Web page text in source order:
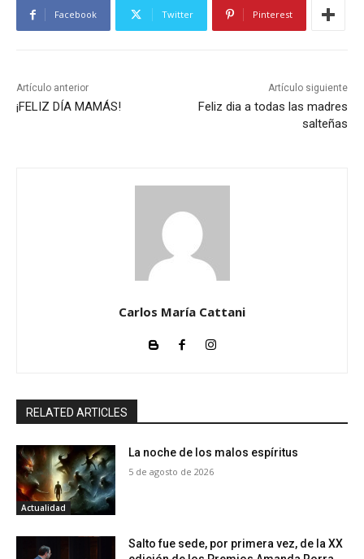
Facebook Twitter Pinterest
Artículo anterior
¡FELIZ DÍA MAMÁS!
Artículo siguiente
Feliz dia a todas las madres
salteñas
Carlos María Cattani
RELATED ARTICLES
Actualidad
La noche de los malos espíritus
5 de agosto de 2026
Salto fue sede, por primera vez, de la XX